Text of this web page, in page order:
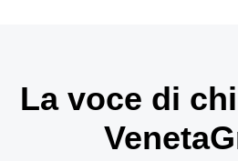
La voce di